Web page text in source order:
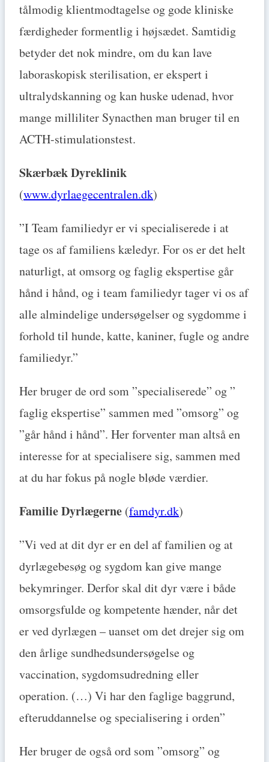
tålmodig klientmodtagelse og gode kliniske
færdigheder formentlig i højsædet. Samtidig
betyder det nok mindre, om du kan lave
laboraskopisk sterilisation, er ekspert i
ultralydskanning og kan huske udenad, hvor
mange milliliter Synacthen man bruger til en
ACTH-stimulationstest.
Skærbæk Dyreklinik
(www.dyrlaegecentralen.dk)
”I Team familiedyr er vi specialiserede i at
tage os af familiens kæledyr. For os er det helt
naturligt, at omsorg og faglig ekspertise går
hånd i hånd, og i team familiedyr tager vi os af
alle almindelige undersøgelser og sygdomme i
forhold til hunde, katte, kaniner, fugle og andre
familiedyr.”
Her bruger de ord som ”specialiserede” og ”
faglig ekspertise” sammen med ”omsorg” og
”går hånd i hånd”. Her forventer man altså en
interesse for at specialisere sig, sammen med
at du har fokus på nogle bløde værdier.
Familie Dyrlægerne (famdyr.dk)
”Vi ved at dit dyr er en del af familien og at
dyrlægebesøg og sygdom kan give mange
bekymringer. Derfor skal dit dyr være i både
omsorgsfulde og kompetente hænder, når det
er ved dyrlægen – uanset om det drejer sig om
den årlige sundhedsundersøgelse og
vaccination, sygdomsudredning eller
operation. (…) Vi har den faglige baggrund,
efteruddannelse og specialisering i orden”
Her bruger de også ord som ”omsorg” og